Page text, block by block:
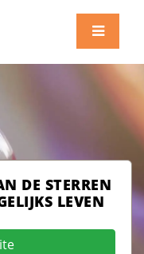
DE STERREN
LEVEN